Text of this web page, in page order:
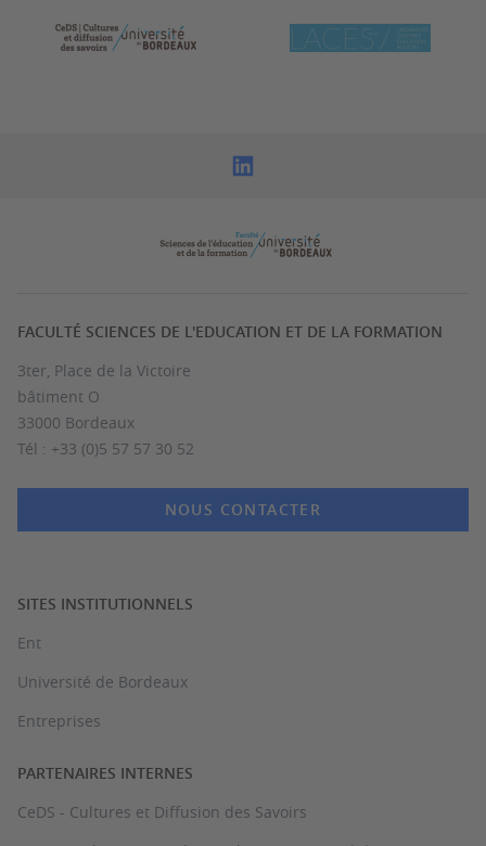
FACULTÉ SCIENCES DE L'EDUCATION ET DE LA FORMATION
3ter, Place de la Victoire
bâtiment O
33000 Bordeaux
Tél : +33 (0)5 57 57 30 52
NOUS CONTACTER
SITES INSTITUTIONNELS
Ent
Université de Bordeaux
Entreprises
PARTENAIRES INTERNES
CeDS - Cultures et Diffusion des Savoirs